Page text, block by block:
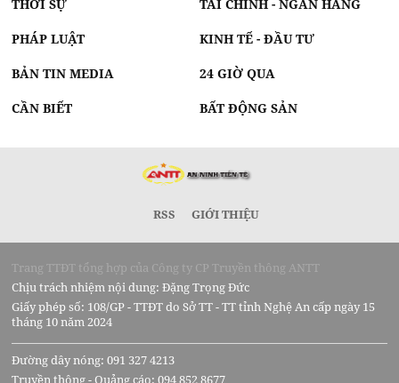
THỜI SỰ TÀI CHÍNH - NGÂN HÀNG
PHÁP LUẬT KINH TẾ - ĐẦU TƯ
BẢN TIN MEDIA 24 GIỜ QUA
CẦN BIẾT BẤT ĐỘNG SẢN
RSS GIỚI THIỆU
Trang TTĐT tổng hợp của Công ty CP Truyền thông ANTT
Chịu trách nhiệm nội dung: Đặng Trọng Đức
Giấy phép số: 108/GP - TTĐT do Sở TT - TT tỉnh Nghệ An cấp ngày 15
tháng 10 năm 2024
Đường dây nóng: 091 327 4213
Truyền thông - Quảng cáo: 094 852 8677